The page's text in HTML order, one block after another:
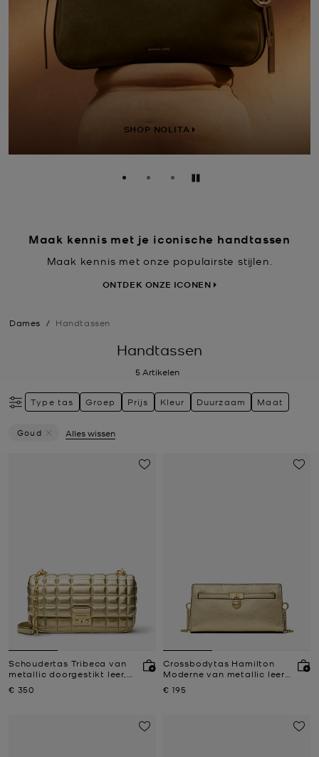
SHOP NOLITA
Pauzeren
Maak kennis met je iconische handtassen
Maak kennis met onze populairste stijlen.
ONTDEK ONZE ICONEN
Dames / Handtassen
Handtassen
5 Artikelen
Type tas Groep Prijs Kleur Duurzaam Maat
Goud
Alles wissen
Schoudertas Tribeca van
metallic doorgestikt leer,
Nu
€ 350
Crossbodytas Hamilton
Moderne van metallic leer,
Nu
€ 195